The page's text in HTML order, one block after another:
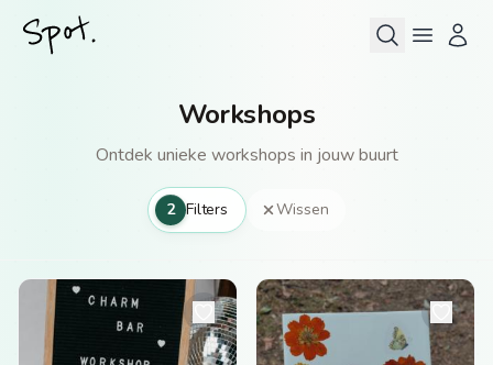
Workshops
Ontdek unieke workshops in jouw buurt
2 Filters Wissen